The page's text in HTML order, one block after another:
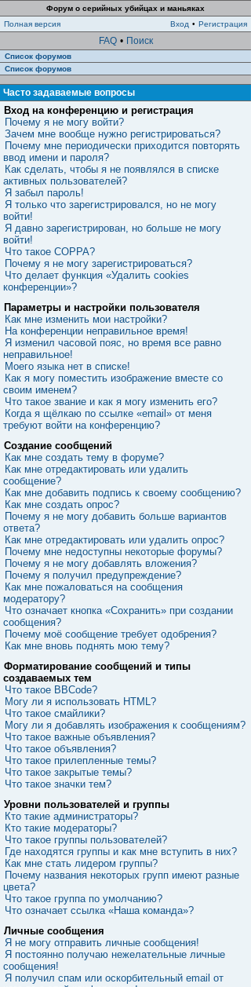
Форум о серийных убийцах и маньяках
Полная версия
Вход • Регистрация
FAQ • Поиск
Список форумов
Список форумов
Часто задаваемые вопросы
Вход на конференцию и регистрация
Почему я не могу войти?
Зачем мне вообще нужно регистрироваться?
Почему мне периодически приходится повторять
ввод имени и пароля?
Как сделать, чтобы я не появлялся в списке
активных пользователей?
Я забыл пароль!
Я только что зарегистрировался, но не могу
войти!
Я давно зарегистрирован, но больше не могу
войти!
Что такое COPPA?
Почему я не могу зарегистрироваться?
Что делает функция «Удалить cookies
конференции»?
Параметры и настройки пользователя
Как мне изменить мои настройки?
На конференции неправильное время!
Я изменил часовой пояс, но время все равно
неправильное!
Моего языка нет в списке!
Как я могу поместить изображение вместе со
своим именем?
Что такое звание и как я могу изменить его?
Когда я щёлкаю по ссылке «email» от меня
требуют войти на конференцию?
Создание сообщений
Как мне создать тему в форуме?
Как мне отредактировать или удалить
сообщение?
Как мне добавить подпись к своему сообщению?
Как мне создать опрос?
Почему я не могу добавить больше вариантов
ответа?
Как мне отредактировать или удалить опрос?
Почему мне недоступны некоторые форумы?
Почему я не могу добавлять вложения?
Почему я получил предупреждение?
Как мне пожаловаться на сообщения
модератору?
Что означает кнопка «Сохранить» при создании
сообщения?
Почему моё сообщение требует одобрения?
Как мне вновь поднять мою тему?
Форматирование сообщений и типы
создаваемых тем
Что такое BBCode?
Могу ли я использовать HTML?
Что такое смайлики?
Могу ли я добавлять изображения к сообщениям?
Что такое важные объявления?
Что такое объявления?
Что такое прилепленные темы?
Что такое закрытые темы?
Что такое значки тем?
Уровни пользователей и группы
Кто такие администраторы?
Кто такие модераторы?
Что такое группы пользователей?
Где находятся группы и как мне вступить в них?
Как мне стать лидером группы?
Почему названия некоторых групп имеют разные
цвета?
Что такое группа по умолчанию?
Что означает ссылка «Наша команда»?
Личные сообщения
Я не могу отправить личные сообщения!
Я постоянно получаю нежелательные личные
сообщения!
Я получил спам или оскорбительный email от